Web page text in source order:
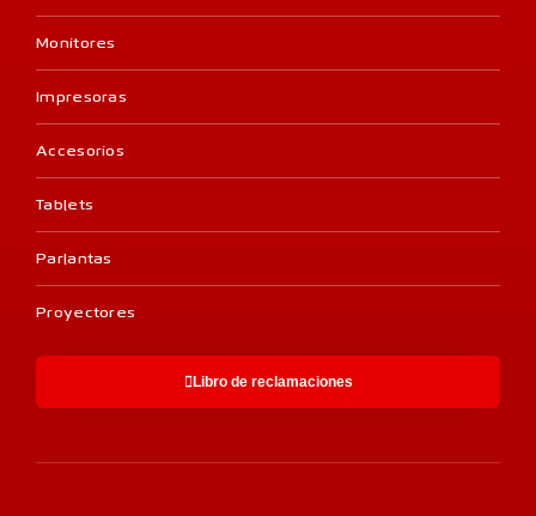
Monitores
Impresoras
Accesorios
Tablets
Parlantas
Proyectores
Libro de reclamaciones